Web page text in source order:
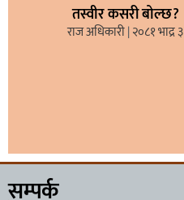
तस्वीर कसरी बोल्छ?
राज अधिकारी २०८१ भाद्र ३
सम्पर्क